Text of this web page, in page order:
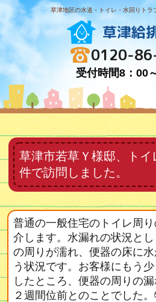
草津地区の水道・トイレ・水回りトラ
草津給
0120-
受付時間8：00
草津市若草Ｙ様邸、トイ
件で訪問しました。
普通の一般住宅のトイレ周
介します。水漏れの状況と
の周りが濡れ、便器の床に
う状況です。お客様にもう
したところ、便器の周りの
２週間位前とのことでした